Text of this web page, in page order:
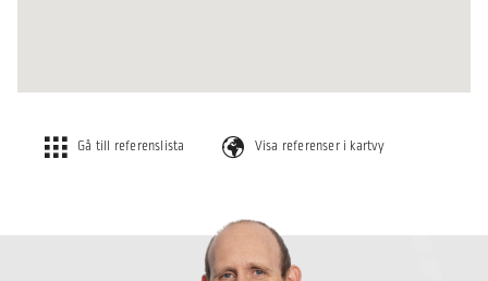
Gå till referenslista Visa referenser i kartvy